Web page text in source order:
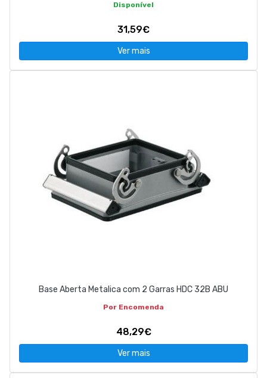
Disponível
31,59€
Ver mais
Base Aberta Metalica com 2 Garras HDC 32B ABU
Por Encomenda
48,29€
Ver mais